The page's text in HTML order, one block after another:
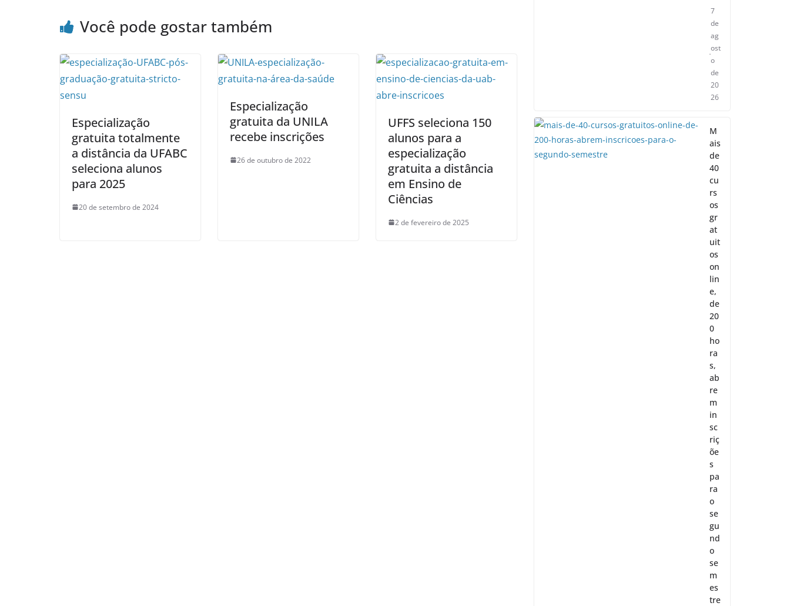
Você pode gostar também
Especialização
gratuita totalmente
a distância da UFABC
seleciona alunos
para 2025
20 de setembro de 2024
Especialização
gratuita da UNILA
recebe inscrições
26 de outubro de 2022
UFFS seleciona 150
alunos para a
especialização
gratuita a distância
em Ensino de
Ciências
2 de fevereiro de 2025
7
de
ag
ost
o
de
20
26
M
ais
de
40
cu
rs
os
gr
at
uit
os
on
lin
e,
de
20
0
ho
ra
s,
ab
re
m
in
sc
riç
õe
s
pa
ra
o
se
gu
nd
o
se
m
es
tre